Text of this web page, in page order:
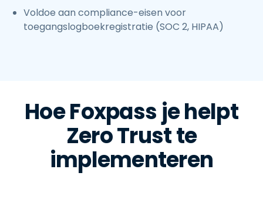
Voldoe aan compliance-eisen voor
toegangslogboekregistratie (SOC 2, HIPAA)
Hoe Foxpass je helpt
Zero Trust te
implementeren